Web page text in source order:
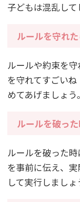
子どもは混乱して
ルールを守れ
ルールや約束を
を守れてすごい
めてあげましょう。
ルールを破っ
ルールを破った
を事前に伝え、
して実行しましょ